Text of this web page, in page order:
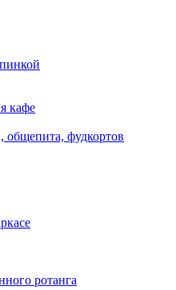
кафе
общепита, фудкортов
ротанга